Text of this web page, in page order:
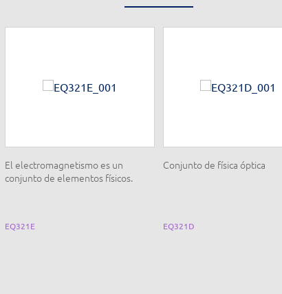
El electromagnetismo es un
conjunto de elementos físicos.
EQ321E
Conjunto de física óptica
EQ321D